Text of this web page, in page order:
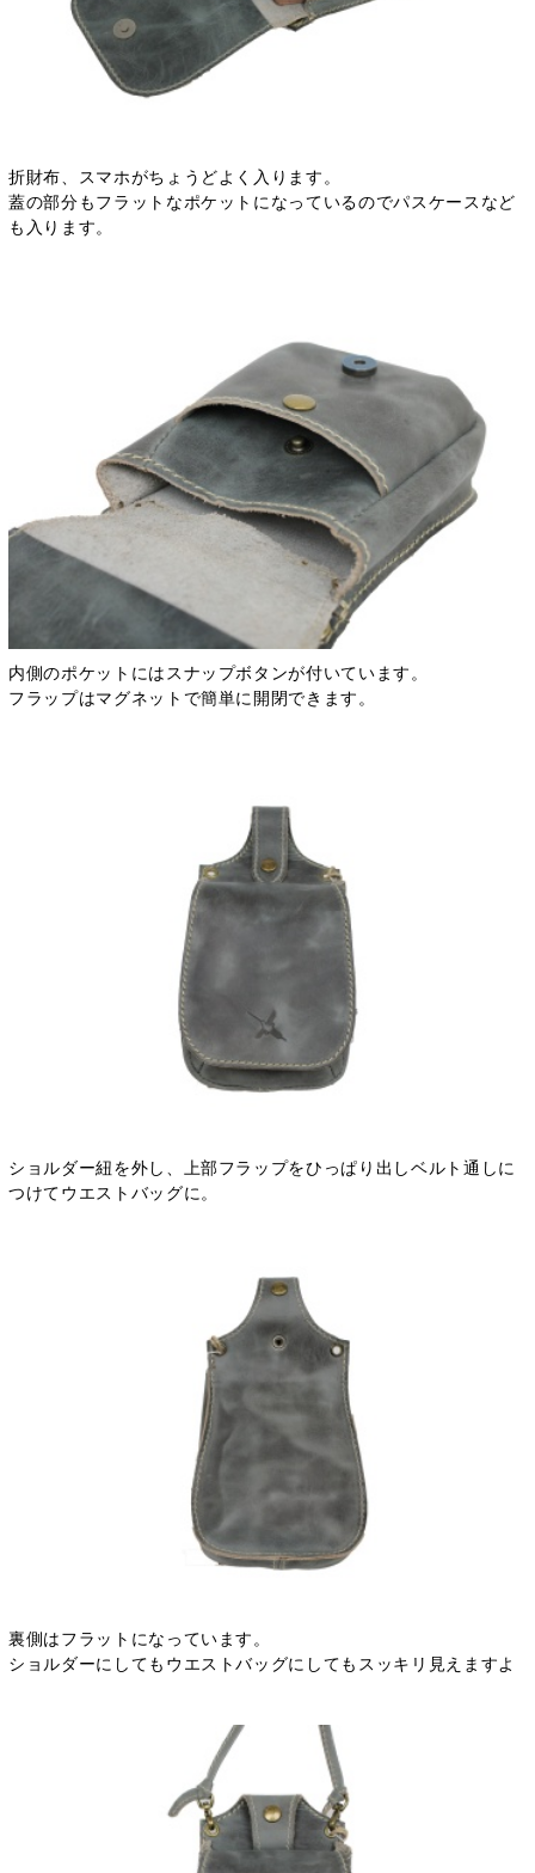
折財布、スマホがちょうどよく入ります。
蓋の部分もフラットなポケットになっているのでパスケースなど
も入ります。
内側のポケットにはスナップボタンが付いています。
フラップはマグネットで簡単に開閉できます。
ショルダー紐を外し、上部フラップをひっぱり出しベルト通しに
つけてウエストバッグに。
裏側はフラットになっています。
ショルダーにしてもウエストバッグにしてもスッキリ見えますよ